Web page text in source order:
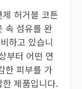
허거블 코튼
속 섬유를 완
하고 있습니
부터 어떤 연
한 피부를 가
제품입니다.